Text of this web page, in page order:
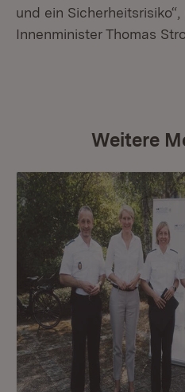
und ein
Innenminister Thomas
Weitere